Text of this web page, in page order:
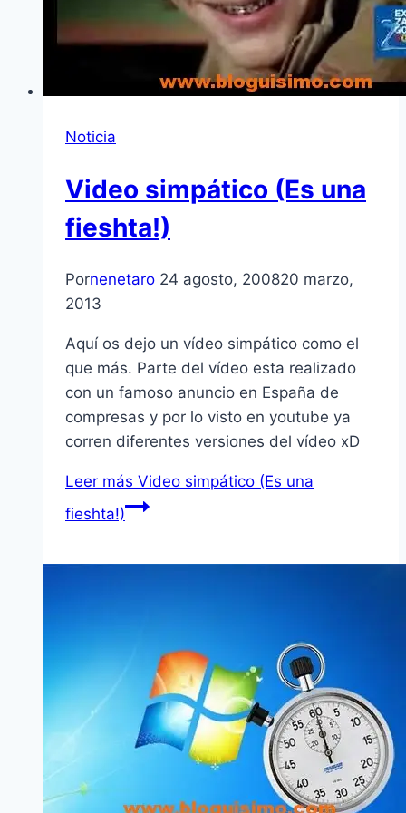
Noticia
Video simpático (Es una
fieshta!)
Pornenetaro 24 agosto, 200820 marzo,
2013
Aquí­ os dejo un ví­deo simpático como el
que más. Parte del ví­deo esta realizado
con un famoso anuncio en España de
compresas y por lo visto en youtube ya
corren diferentes versiones del ví­deo xD
Leer más Video simpático (Es una
fieshta!)